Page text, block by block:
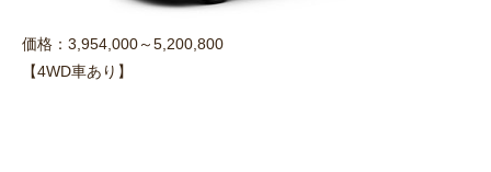
価格：3,954,000～5,200,800
【4WD車あり】